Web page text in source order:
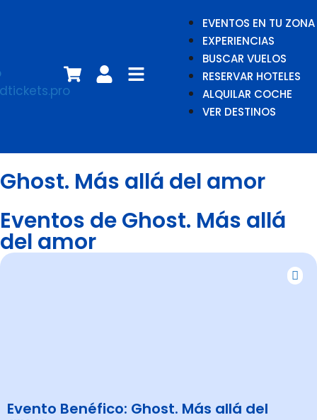
EVENTOS EN TU ZONA
EXPERIENCIAS
BUSCAR VUELOS
RESERVAR HOTELES
ALQUILAR COCHE
VER DESTINOS
Ghost. Más allá del amor
Eventos de Ghost. Más allá
del amor
Evento Benéfico: Ghost. Más allá del